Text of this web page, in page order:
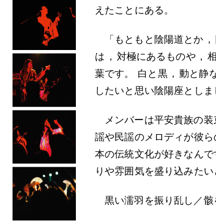
えたことにある 。
「もともと陰陽道とか ，
は ， 対極にあるものや ，
葉です。 白と黒 ， 動と静
したいと思い陰陽座としま
メンバーは平安貴族の
謡や民謡のメロディが彼
本の伝統文化が好きなんで
りや雰囲気を盛り込みた
黒い濡羽を振り乱し／